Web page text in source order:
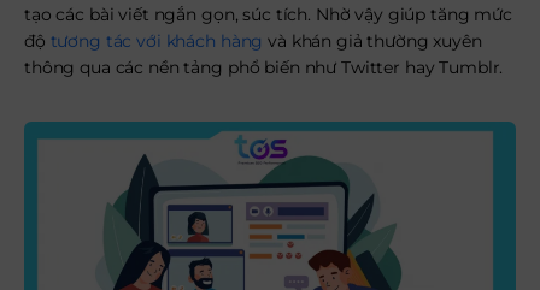
tạo các bài viết ngắn gọn, súc tích. Nhờ vậy giúp tăng mức
độ tương tác với khách hàng và khán giả thường xuyên
thông qua các nền tảng phổ biến như Twitter hay Tumblr.